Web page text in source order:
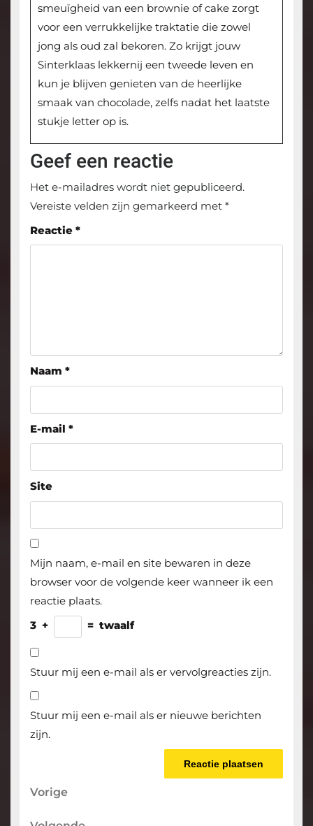
smeuïgheid van een brownie of cake zorgt
voor een verrukkelijke traktatie die zowel
jong als oud zal bekoren. Zo krijgt jouw
Sinterklaas lekkernij een tweede leven en
kun je blijven genieten van de heerlijke
smaak van chocolade, zelfs nadat het laatste
stukje letter op is.
Geef een reactie
Het e-mailadres wordt niet gepubliceerd.
Vereiste velden zijn gemarkeerd met *
Reactie *
Naam *
E-mail *
Site
Mijn naam, e-mail en site bewaren in deze
browser voor de volgende keer wanneer ik een
reactie plaats.
3 + = twaalf
Stuur mij een e-mail als er vervolgreacties zijn.
Stuur mij een e-mail als er nieuwe berichten
zijn.
Berichtnavigatie
Vorige
Vorige